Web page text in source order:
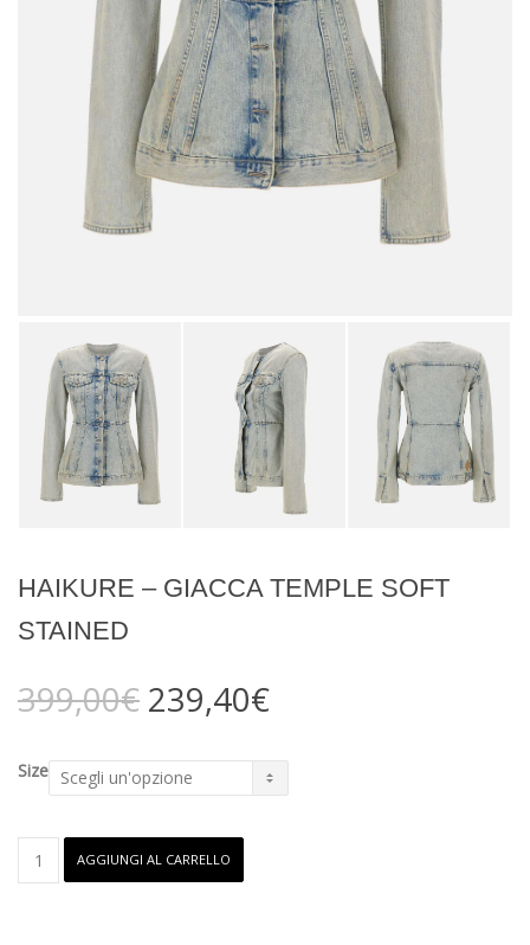
HAIKURE – GIACCA TEMPLE SOFT
STAINED
399,00€ Il
prezzo
era:
399,00€.
239,40€Il
è:
239,40€.
Size
AGGIUNGI AL CARRELLO